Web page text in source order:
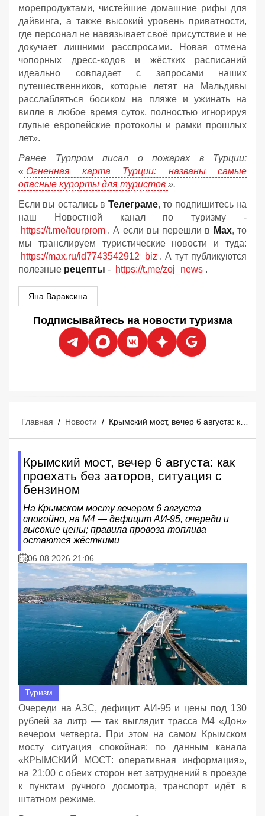
морепродуктами, чистейшие домашние рифы для
дайвинга, а также высокий уровень приватности,
где персонал не навязывает своё присутствие и не
докучает лишними расспросами. Новая отмена
чопорных дресс-кодов и жёстких расписаний
идеально совпадает с запросами наших
путешественников, которые летят на Мальдивы
расслабляться босиком на пляже и ужинать на
вилле в любое время суток, полностью игнорируя
глупые европейские протоколы и рамки прошлых
лет».
Ранее Турпром писал о пожарах в Турции:
« Огненная карта Турции: названы самые
опасные курорты для туристов ».
Если вы остались в Телеграме, то подпишитесь на
наш Новостной канал по туризму -
https://t.me/tourprom . А если вы перешли в Мах, то
мы транслируем туристические новости и туда:
https://max.ru/id7743542912_biz . А тут публикуются
полезные рецепты - https://t.me/zoj_news .
Яна Вараксина
Подписывайтесь на новости туризма
Главная / Новости / Крымский мост, вечер 6 августа: как проехать без заторов, ситуация с бензином
Крымский мост, вечер 6 августа: как
проехать без заторов, ситуация с
бензином
На Крымском мосту вечером 6 августа
спокойно, на М4 — дефицит АИ‑95, очереди и
высокие цены; правила провоза топлива
остаются жёсткими
06.08.2026 21:06
Туризм
Очереди на АЗС, дефицит АИ‑95 и цены под 130
рублей за литр — так выглядит трасса М4 «Дон»
вечером четверга. При этом на самом Крымском
мосту ситуация спокойная: по данным канала
«КРЫМСКИЙ МОСТ: оперативная информация»,
на 21:00 с обеих сторон нет затруднений в проезде
к пунктам ручного досмотра, транспорт идёт в
штатном режиме.